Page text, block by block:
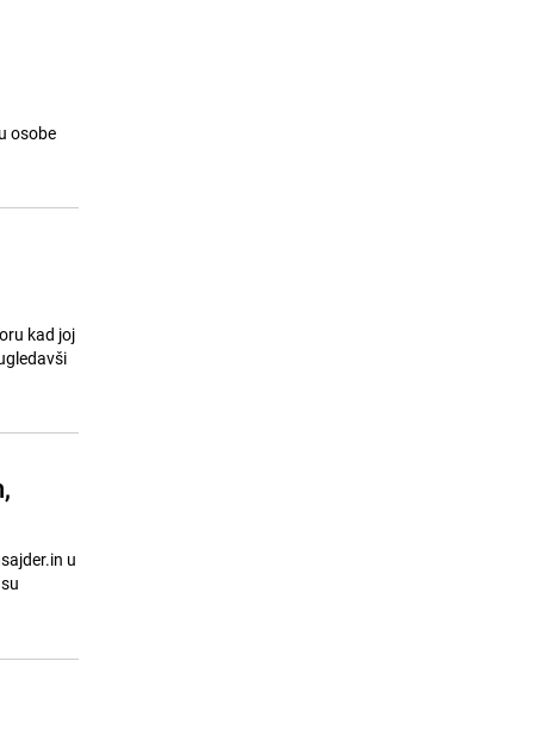
osobe
kad joj
u